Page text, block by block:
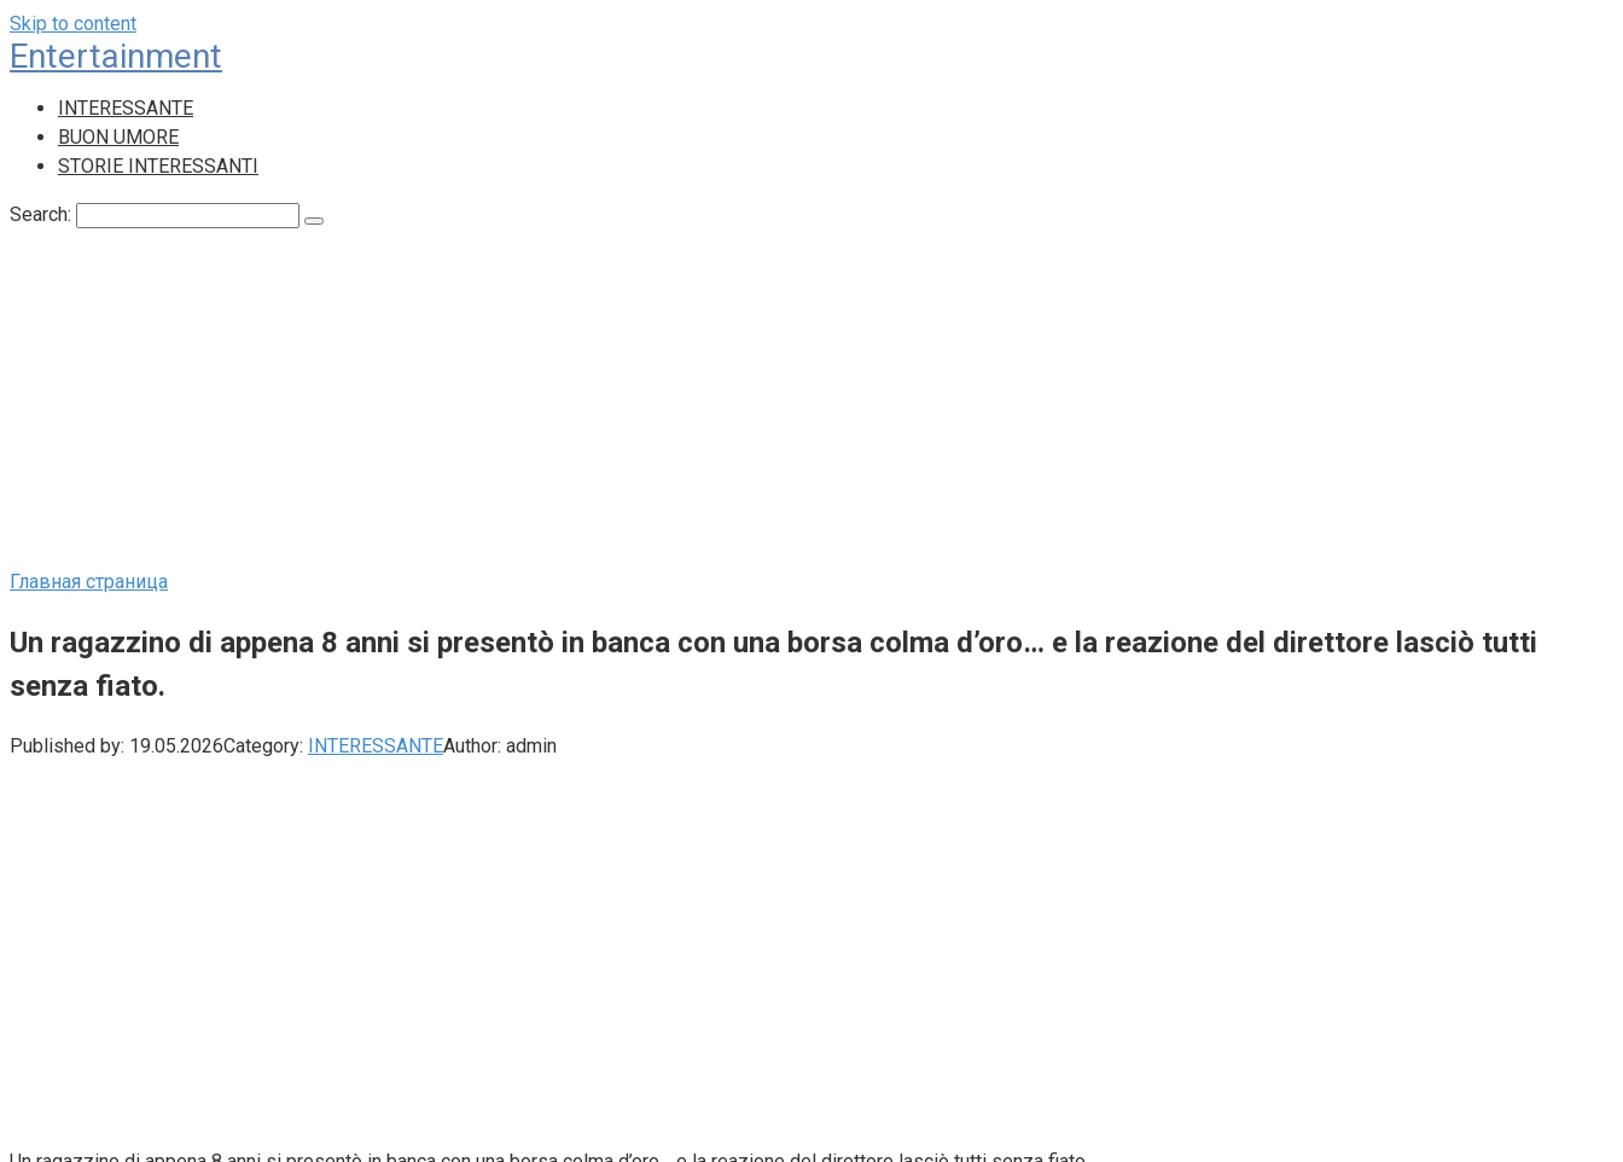
Skip to content
Entertainment
INTERESSANTE
BUON UMORE
STORIE INTERESSANTI
Search:
Главная страница
Un ragazzino di appena 8 anni si presentò in banca con una borsa colma d’oro… e la reazione del direttore lasciò tutti
senza fiato.
Published by: 19.05.2026Category: INTERESSANTEAuthor: admin